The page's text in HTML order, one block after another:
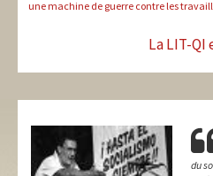
une machine de guerre contre les
La LIT-QI
du